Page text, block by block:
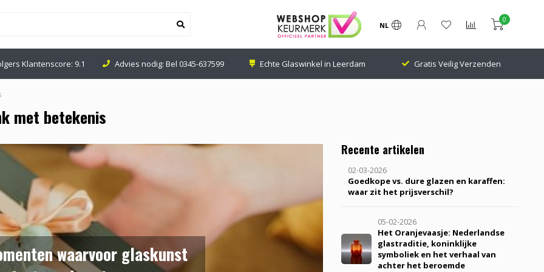
NL
0
nodig: Bel0345-637599 Echte Glaswinkel in Leerdam Gratis Veilig Verzenden 24.000 Volgers Klantenscore:
met betekenis
waarvoor glaskunst
Recente artikelen
02-03-2026
Goedkope vs. dure glazen en karaffen:
waar zit het prijsverschil?
05-02-2026
Het Oranjevaasje: Nederlandse
glastraditie, koninklijke
symboliek en het verhaal van
achter het beroemde